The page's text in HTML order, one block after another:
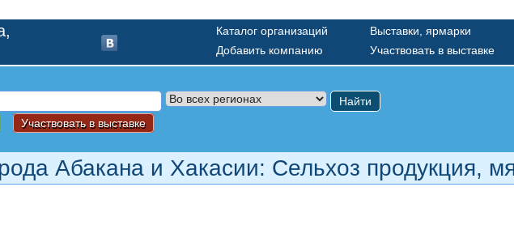
Каталог организаций Выставки, ярмарки
Добавить компанию
Участвовать в выставке
Найти
Участвовать в выставке
Абакана и Хакасии: Сельхоз продукция,